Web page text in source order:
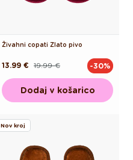
Živahni copati Zlato pivo
Redna
19.99 €
Akcijska
13.99 € -30%
Dodaj v košarico
Nov kroj